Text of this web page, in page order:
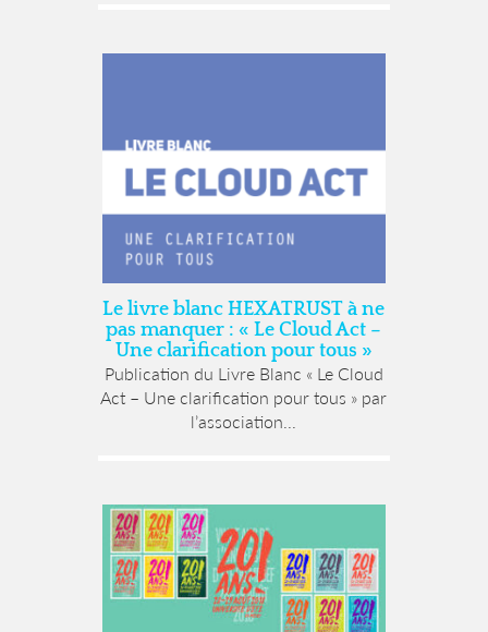
Le livre blanc HEXATRUST à ne
pas manquer : « Le Cloud Act –
Une clarification pour tous »
Publication du Livre Blanc « Le Cloud
Act – Une clarification pour tous » par
l’association...